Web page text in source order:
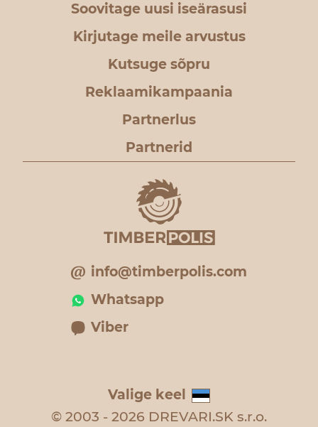
Soovitage uusi iseärasusi
Kirjutage meile arvustus
Kutsuge sõpru
Reklaamikampaania
Partnerlus
Partnerid
info@timberpolis.com
Whatsapp
Viber
Valige keel
© 2003 - 2026 DREVARI.SK s.r.o.